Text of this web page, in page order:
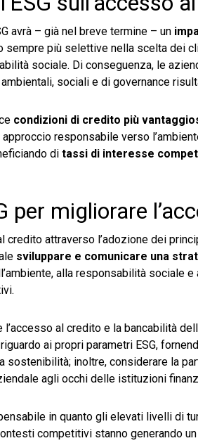
avrà – già nel breve termine – un
sempre più selettive nella scelta dei
sociale. Di conseguenza, le
sociali e di governance
condizioni di credito più
approccio responsabile verso
di tassi di interesse
per migliorare
credito attraverso l’adozione dei
sviluppare e comunicare una
alla responsabilità sociale
l’accesso al credito e la bancabilità
riguardo ai propri parametri ESG,
inoltre, considerare la
agli occhi delle istituzioni
in quanto gli elevati livelli di
competitivi stanno generando